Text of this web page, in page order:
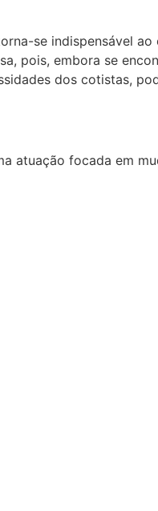
se indispensável
pois, embora se
dos cotistas,
atuação focada em